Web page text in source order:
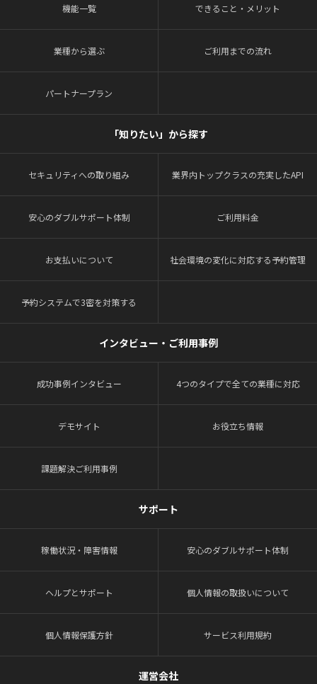
機能一覧 できること・メリット
業種から選ぶ ご利用までの流れ
パートナープラン
「知りたい」から探す
セキュリティへの取り組み 業界内トップクラスの充実したAPI
安心のダブルサポート体制 ご利用料金
お支払いについて 社会環境の変化に対応する予約管理
予約システムで3密を対策する
インタビュー・ご利用事例
成功事例インタビュー 4つのタイプで全ての業種に対応
デモサイト お役立ち情報
課題解決ご利用事例
サポート
稼働状況・障害情報 安心のダブルサポート体制
ヘルプとサポート 個人情報の取扱いについて
個人情報保護方針 サービス利用規約
運営会社